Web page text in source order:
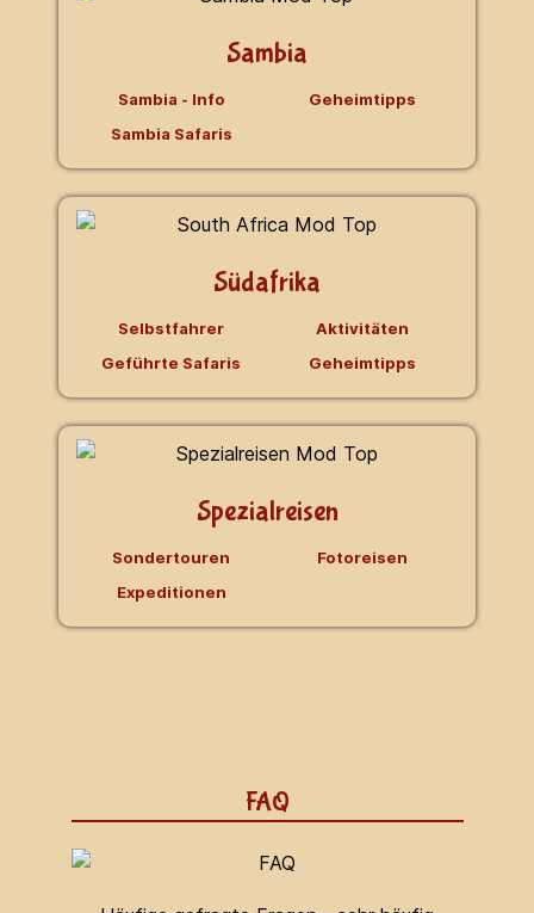
Sambia
Sambia - Info
Sambia Safaris
Geheimtipps
Südafrika
Selbstfahrer
Geführte Safaris
Aktivitäten
Geheimtipps
Spezialreisen
Sondertouren
Expeditionen
Fotoreisen
FAQ